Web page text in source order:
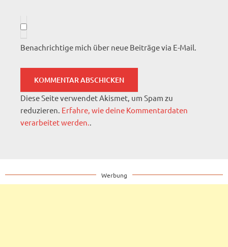
Benachrichtige mich über neue Beiträge via E-Mail.
Diese Seite verwendet Akismet, um Spam zu
reduzieren. Erfahre, wie deine Kommentardaten
verarbeitet werden..
Werbung